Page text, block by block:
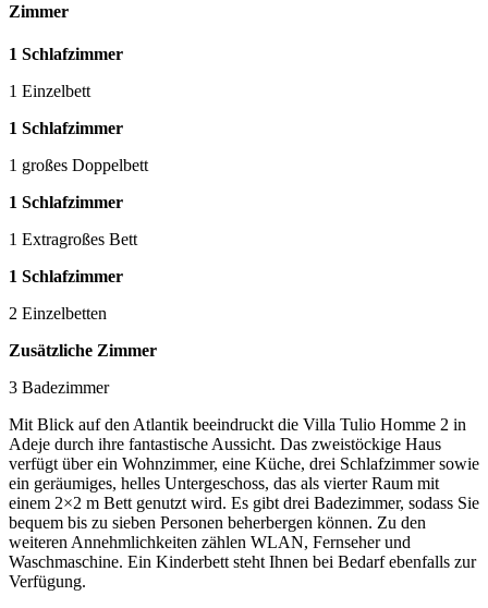
Zimmer
1 Schlafzimmer
1 Einzelbett
1 Schlafzimmer
1 großes Doppelbett
1 Schlafzimmer
1 Extragroßes Bett
1 Schlafzimmer
2 Einzelbetten
Zusätzliche Zimmer
3 Badezimmer
Mit Blick auf den Atlantik beeindruckt die Villa Tulio Homme 2 in
Adeje durch ihre fantastische Aussicht. Das zweistöckige Haus
verfügt über ein Wohnzimmer, eine Küche, drei Schlafzimmer sowie
ein geräumiges, helles Untergeschoss, das als vierter Raum mit
einem 2×2 m Bett genutzt wird. Es gibt drei Badezimmer, sodass Sie
bequem bis zu sieben Personen beherbergen können. Zu den
weiteren Annehmlichkeiten zählen WLAN, Fernseher und
Waschmaschine. Ein Kinderbett steht Ihnen bei Bedarf ebenfalls zur
Verfügung.